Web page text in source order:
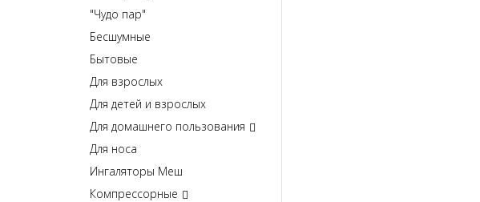
"Чудо пар"
Бесшумные
Бытовые
Для взрослых
Для детей и взрослых
Для домашнего пользования
Для носа
Ингаляторы Меш
Компрессорные